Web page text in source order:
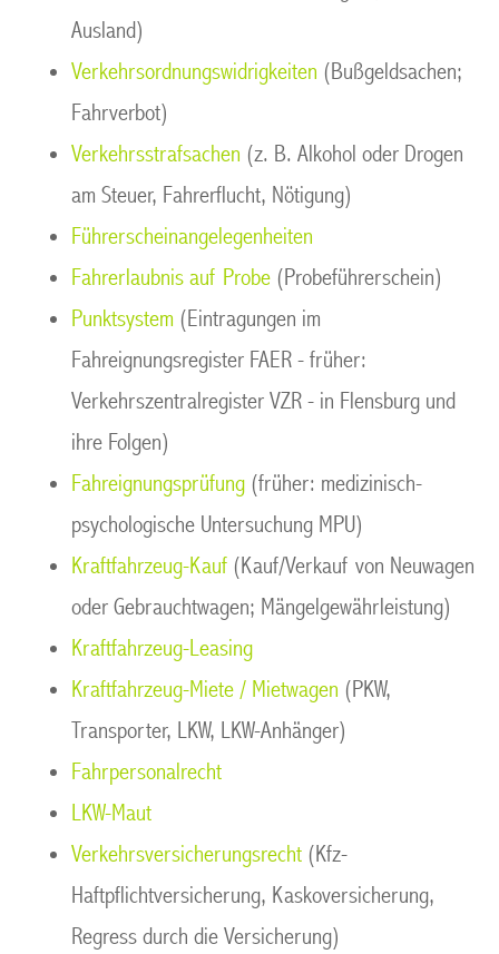
Ausland)
Verkehrsordnungswidrigkeiten (Bußgeldsachen;
Fahrverbot)
Verkehrsstrafsachen (z. B. Alkohol oder Drogen
am Steuer, Fahrerflucht, Nötigung)
Führerscheinangelegenheiten
Fahrerlaubnis auf Probe (Probeführerschein)
Punktsystem (Eintragungen im
Fahreignungsregister FAER - früher:
Verkehrszentralregister VZR - in Flensburg und
ihre Folgen)
Fahreignungsprüfung (früher: medizinisch-
psychologische Untersuchung MPU)
Kraftfahrzeug-Kauf (Kauf/Verkauf von Neuwagen
oder Gebrauchtwagen; Mängelgewährleistung)
Kraftfahrzeug-Leasing
Kraftfahrzeug-Miete / Mietwagen (PKW,
Transporter, LKW, LKW-Anhänger)
Fahrpersonalrecht
LKW-Maut
Verkehrsversicherungsrecht (Kfz-
Haftpflichtversicherung, Kaskoversicherung,
Regress durch die Versicherung)